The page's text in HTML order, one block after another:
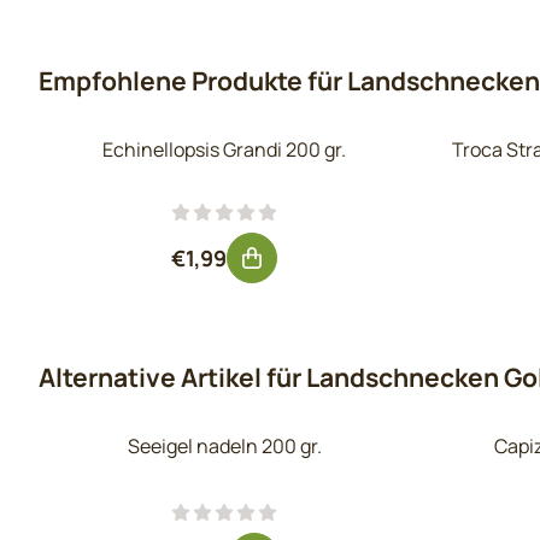
Empfohlene Produkte für
Echinellopsis Grandi 200 gr.
Preis: 1,99, ohne MwSt.: 1,64
€1,99
Troca
Alternative Artikel fürLandschnecken
Seeigel nadeln 200 gr.